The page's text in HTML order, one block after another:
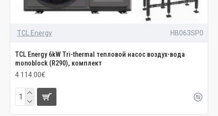
TCL Energy HB063SP0
TCL Energy 6kW Tri-thermal тепловой насос воздух-вода
monoblock (R290), комплект
4 114.00€